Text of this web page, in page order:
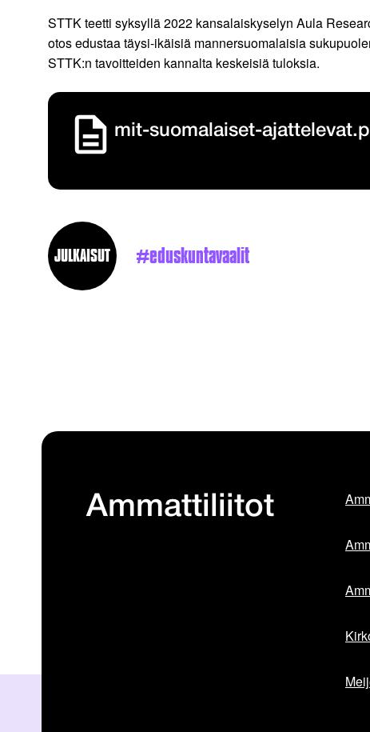
STTK teetti syksyllä 2022 kansalaiskyselyn Aula
otos edustaa täysi-ikäisiä mannersuomalaisia
STTK:n tavoitteiden kannalta keskeisiä tuloksia.
mit-suomalaiset-
JULKAISUT eduskuntavaalit
Ammattiliitot